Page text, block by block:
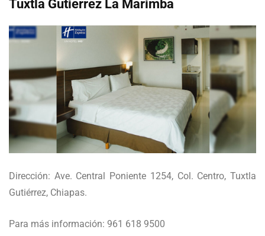
Tuxtla Gutierrez La Marimba
Dirección: Ave. Central Poniente 1254, Col. Centro, Tuxtla
Gutiérrez, Chiapas.
Para más información: 961 618 9500